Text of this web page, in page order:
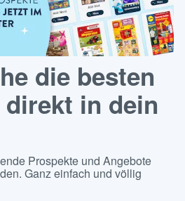
die besten
in dein
Prospekte und Angebote
Ganz einfach und völlig